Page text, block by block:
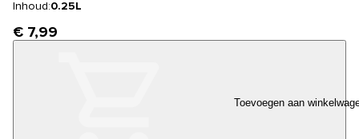
Inhoud:0.25L
€ 7,99
Toevoegen aan